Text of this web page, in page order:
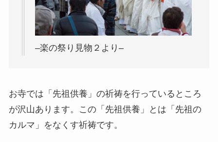
–楽の祭り見物２より–
お寺では「先祖供養」の祈祷を行っているところ
が沢山あります。この「先祖供養」とは「先祖の
カルマ」をなくす祈祷です。